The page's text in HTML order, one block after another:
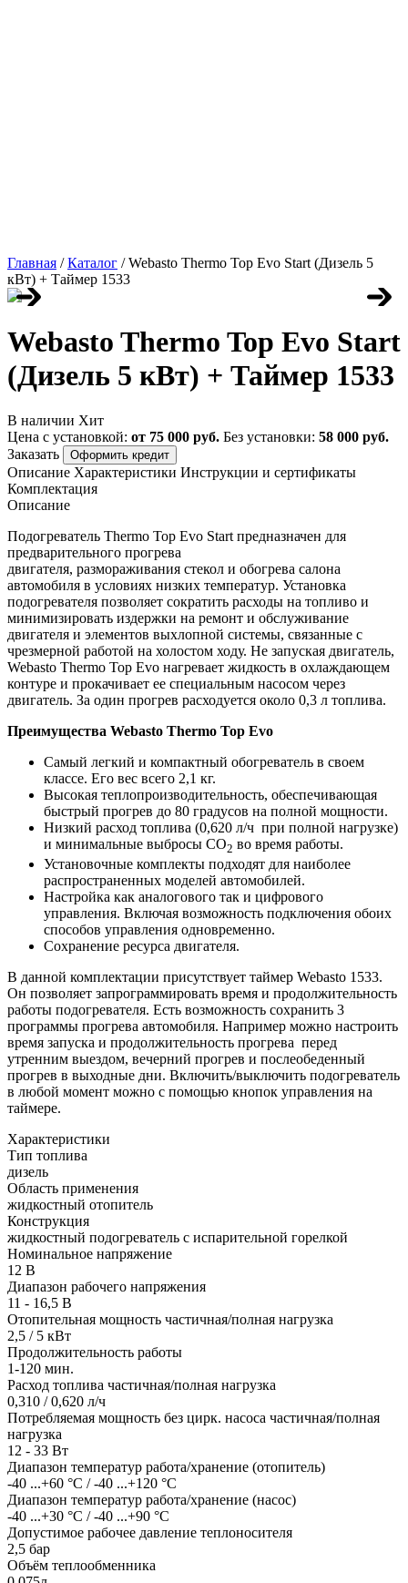
Главная / Каталог / Webasto Thermo Top Evo Start (Дизель 5
кВт) + Таймер 1533
Webasto Thermo Top Evo Start
(Дизель 5 кВт) + Таймер 1533
В наличии Хит
Цена с установкой: от 75 000 руб. Без установки: 58 000 руб.
Заказать
Оформить кредит
Описание Характеристики Инструкции и сертификаты
Комплектация
Описание
Подогреватель Thermo Top Evo Start предназначен для
предварительного прогрева
двигателя, размораживания стекол и обогрева салона
автомобиля в условиях низких температур. Установка
подогревателя позволяет сократить расходы на топливо и
минимизировать издержки на ремонт и обслуживание
двигателя и элементов выхлопной системы, связанные с
чрезмерной работой на холостом ходу. Не запуская двигатель,
Webasto Thermo Top Evo нагревает жидкость в охлаждающем
контуре и прокачивает ее специальным насосом через
двигатель. За один прогрев расходуется около 0,3 л топлива.
Преимущества Webasto Thermo Top Evo
Самый легкий и компактный обогреватель в своем
классе. Его вес всего 2,1 кг.
Высокая теплопроизводительность, обеспечивающая
быстрый прогрев до 80 градусов на полной мощности.
Низкий расход топлива (0,620 л/ч при полной нагрузке)
и минимальные выбросы CO2 во время работы.
Установочные комплекты подходят для наиболее
распространенных моделей автомобилей.
Настройка как аналогового так и цифрового
управления. Включая возможность подключения обоих
способов управления одновременно.
Сохранение ресурса двигателя.
В данной комплектации присутствует таймер Webasto 1533.
Он позволяет запрограммировать время и продолжительность
работы подогревателя. Есть возможность сохранить 3
программы прогрева автомобиля. Например можно настроить
время запуска и продолжительность прогрева перед
утренним выездом, вечерний прогрев и послеобеденный
прогрев в выходные дни. Включить/выключить подогреватель
в любой момент можно с помощью кнопок управления на
таймере.
Характеристики
Тип топлива
дизель
Область применения
жидкостный отопитель
Конструкция
жидкостный подогреватель с испарительной горелкой
Номинальное напряжение
12 В
Диапазон рабочего напряжения
11 - 16,5 В
Отопительная мощность частичная/полная нагрузка
2,5 / 5 кВт
Продолжительность работы
1-120 мин.
Расход топлива частичная/полная нагрузка
0,310 / 0,620 л/ч
Потребляемая мощность без цирк. насоса частичная/полная
нагрузка
12 - 33 Вт
Диапазон температур работа/хранение (отопитель)
-40 ...+60 °C / -40 ...+120 °C
Диапазон температур работа/хранение (насос)
-40 ...+30 °C / -40 ...+90 °C
Допустимое рабочее давление теплоносителя
2,5 бар
Объём теплообменника